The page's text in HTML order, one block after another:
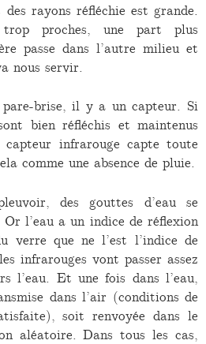
rayons réfléchie est grande.
proches, une part plus
passe dans l’autre milieu et
nous servir.
brise, il y a un capteur. Si
bien réfléchis et maintenus
infrarouge capte toute
comme une absence de pluie.
des gouttes d’eau se
l’eau a un indice de réflexion
verre que ne l’est l’indice de
infrarouges vont passer assez
l’eau. Et une fois dans l’eau,
dans l’air (conditions de
soit renvoyée dans le
aléatoire. Dans tous les cas,